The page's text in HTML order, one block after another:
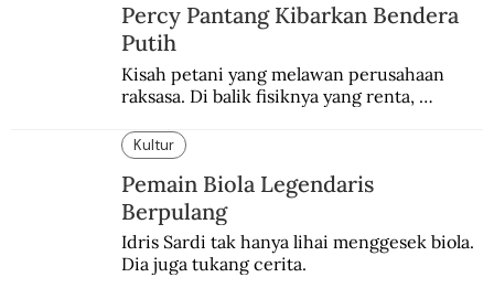
Percy Pantang Kibarkan Bendera
Putih
Kisah petani yang melawan perusahaan
raksasa. Di balik fisiknya yang renta,
Kultur
Pemain Biola Legendaris
Berpulang
Idris Sardi tak hanya lihai menggesek biola.
Dia juga tukang cerita.